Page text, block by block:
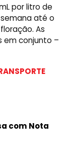
por litro de
semana até o
As
em conjunto –
com Nota